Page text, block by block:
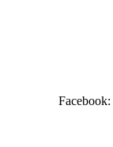
Facebook: